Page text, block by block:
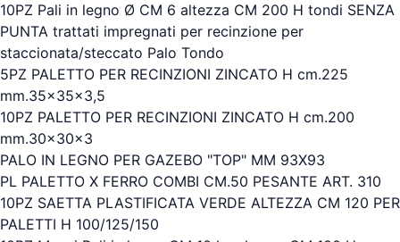
10PZ Pali in legno Ø CM 6 altezza CM 200 H tondi SENZA
PUNTA trattati impregnati per recinzione per
staccionata/steccato Palo Tondo
5PZ PALETTO PER RECINZIONI ZINCATO H cm.225
mm.35x35x3,5
10PZ PALETTO PER RECINZIONI ZINCATO H cm.200
mm.30x30x3
PALO IN LEGNO PER GAZEBO "TOP" MM 93X93
PL PALETTO X FERRO COMBI CM.50 PESANTE ART. 310
10PZ SAETTA PLASTIFICATA VERDE ALTEZZA CM 120 PER
PALETTI H 100/125/150